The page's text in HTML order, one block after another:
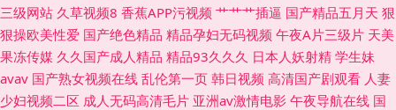
亚五区三级 午夜福利韩国 91在线导航 大香蕉伊综 久草免费色站 人人操人人
奸 亚洲91 99热9热9草 韩国内射无码 青青青国产在线 亚州综合影院 91做爱
网 国产极品另类 美女免费αV 天天干视频毛片
三级网站 久草视频8 香蕉APP污视频 艹艹艹插逼 国产精品五月天 狠
狠操欧美性爱 国产绝色精品 精品孕妇无码视频 午夜A片三级片 天美
果冻传媒 久久国产成人精品 精品93久久久 日本人妖射精 学生妹
avav 国产熟女视频在线 乱伦第一页 韩日视频 高清国产剧观看 人妻
少妇视频二区 成人无码高清毛片 亚洲av激情电影 午夜导航在线 国